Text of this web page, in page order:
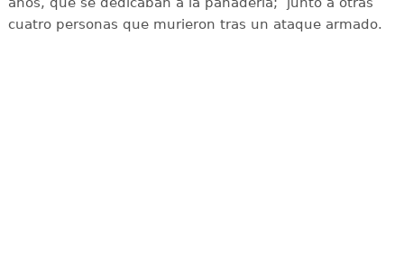
cuatro personas que murieron tras un ataque armado.